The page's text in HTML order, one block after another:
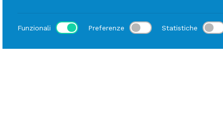
Funzionali Preferenze Statistiche